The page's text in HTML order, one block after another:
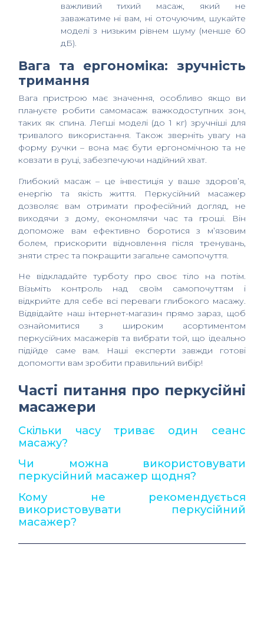
важливий тихий масаж, який не
заважатиме ні вам, ні оточуючим, шукайте
моделі з низьким рівнем шуму (менше 60
дБ).
Вага та ергономіка: зручність
тримання
Вага пристрою має значення, особливо якщо ви
плануєте робити самомасаж важкодоступних зон,
таких як спина. Легші моделі (до 1 кг) зручніші для
тривалого використання. Також зверніть увагу на
форму ручки – вона має бути ергономічною та не
ковзати в руці, забезпечуючи надійний хват.
Глибокий масаж – це інвестиція у ваше здоров’я,
енергію та якість життя. Перкусійний масажер
дозволяє вам отримати професійний догляд, не
виходячи з дому, економлячи час та гроші. Він
допоможе вам ефективно боротися з м’язовим
болем, прискорити відновлення після тренувань,
зняти стрес та покращити загальне самопочуття.
Не відкладайте турботу про своє тіло на потім.
Візьміть контроль над своїм самопочуттям і
відкрийте для себе всі переваги глибокого масажу.
Відвідайте наш інтернет-магазин прямо зараз, щоб
ознайомитися з широким асортиментом
перкусійних масажерів та вибрати той, що ідеально
підійде саме вам. Наші експерти завжди готові
допомогти вам зробити правильний вибір!
Часті питання про перкусійні
масажери
Скільки часу триває один сеанс
масажу?
Чи можна використовувати
перкусійний масажер щодня?
Кому не рекомендується
використовувати перкусійний
масажер?